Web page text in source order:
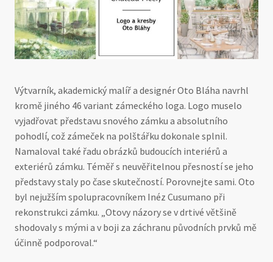
Výtvarník, akademický malíř a designér Oto Bláha navrhl
kromě jiného 46 variant zámeckého loga. Logo muselo
vyjadřovat představu snového zámku a absolutního
pohodlí, což zámeček na polštářku dokonale splnil.
Namaloval také řadu obrázků budoucích interiérů a
exteriérů zámku. Téměř s neuvěřitelnou přesností se jeho
představy staly po čase skutečností. Porovnejte sami. Oto
byl nejužším spolupracovníkem Inéz Cusumano při
rekonstrukci zámku. „Otovy názory se v drtivé většině
shodovaly s mými a v boji za záchranu původních prvků mě
účinně podporoval.“